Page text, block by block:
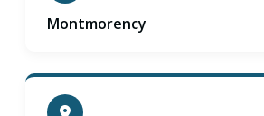
Montmorency